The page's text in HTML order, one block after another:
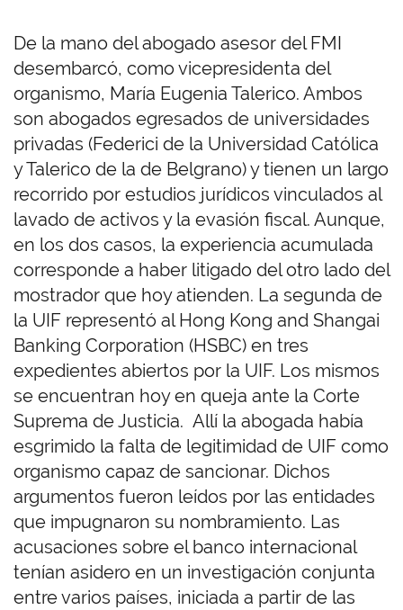
De la mano del abogado asesor del FMI
desembarcó, como vicepresidenta del
organismo, María Eugenia Talerico. Ambos
son abogados egresados de universidades
privadas (Federici de la Universidad Católica
y Talerico de la de Belgrano) y tienen un largo
recorrido por estudios jurídicos vinculados al
lavado de activos y la evasión fiscal. Aunque,
en los dos casos, la experiencia acumulada
corresponde a haber litigado del otro lado del
mostrador que hoy atienden. La segunda de
la UIF representó al Hong Kong and Shangai
Banking Corporation (HSBC) en tres
expedientes abiertos por la UIF. Los mismos
se encuentran hoy en queja ante la Corte
Suprema de Justicia. Allí la abogada había
esgrimido la falta de legitimidad de UIF como
organismo capaz de sancionar. Dichos
argumentos fueron leídos por las entidades
que impugnaron su nombramiento. Las
acusaciones sobre el banco internacional
tenían asidero en un investigación conjunta
entre varios países, iniciada a partir de las